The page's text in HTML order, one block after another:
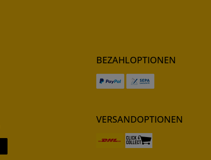
BEZAHLOPTIONEN
VERSANDOPTIONEN